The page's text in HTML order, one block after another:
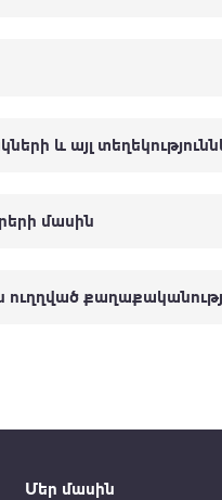
և այլ
մասին
Մեր մասին